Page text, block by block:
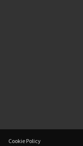
Cookie Policy